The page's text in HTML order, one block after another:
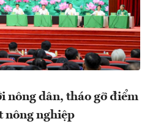
nông dân, tháo gỡ điểm
nông nghiệp